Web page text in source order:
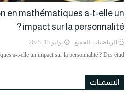
en mathématiques a-t-elle un
impact sur la personnalité ?
الرياضيات للجميع
يوليو 13, 2025
a-t-elle un impact sur la personnalité ? Des étud…
التسميات